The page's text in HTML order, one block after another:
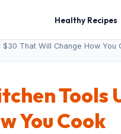
Healthy Recipes
That Will Change How You
You Cook